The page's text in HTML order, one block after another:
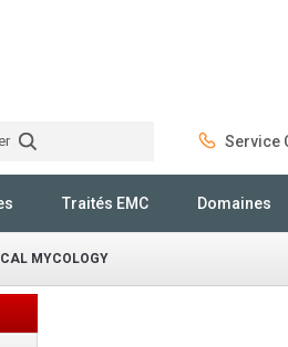
Service
Traités EMC Domaines
MYCOLOGY